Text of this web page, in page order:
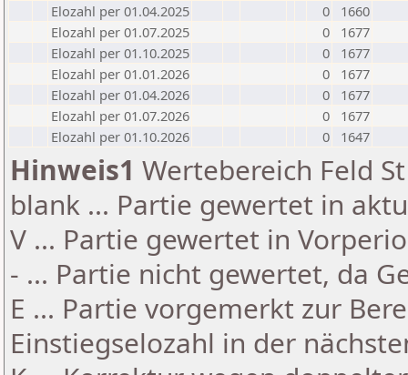
Elozahl per 01.04.2025
0
1660
Elozahl per 01.07.2025
0
1677
Elozahl per 01.10.2025
0
1677
Elozahl per 01.01.2026
0
1677
Elozahl per 01.04.2026
0
1677
Elozahl per 01.07.2026
0
1677
Elozahl per 01.10.2026
0 1647
Hinweis1 Wertebereich Feld
blank ... Partie gewertet in
V ... Partie gewertet in
- ... Partie nicht gewertet, da
E ... Partie vorgemerkt zur
Einstiegselozahl in der